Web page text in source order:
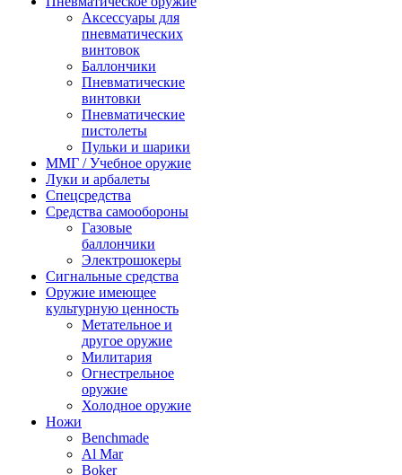
Аксессуары для
пневматических
винтовок
Баллончики
Пневматические
винтовки
Пневматические
пистолеты
Пульки и шарики
ММГ / Учебное оружие
Луки и арбалеты
Спецсредства
Средства самообороны
Газовые
баллончики
Электрошокеры
Сигнальные средства
Оружие имеющее
культурную ценность
Метательное и
другое оружие
Милитария
Огнестрельное
оружие
Холодное оружие
Ножи
Benchmade
Al Mar
Boker